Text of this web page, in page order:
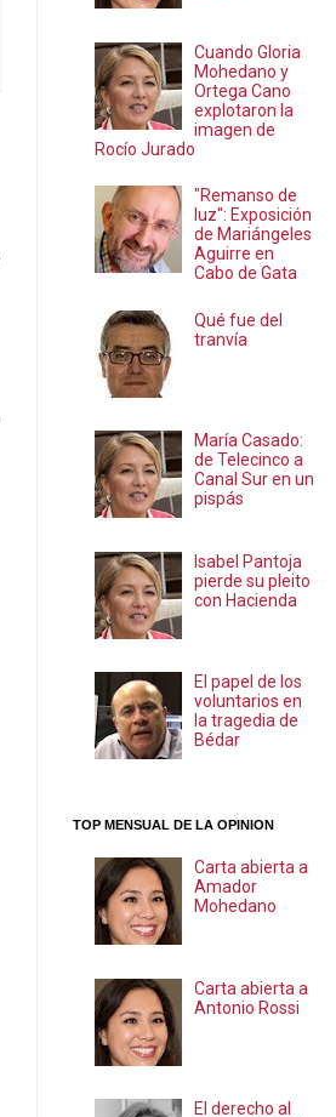
Cuando Gloria
Mohedano y
Ortega Cano
explotaron la
imagen de
Rocío Jurado
"Remanso de
luz": Exposición
de Mariángeles
Aguirre en
Cabo de Gata
Qué fue del
tranvía
María Casado:
de Telecinco a
Canal Sur en un
pispás
Isabel Pantoja
pierde su pleito
con Hacienda
El papel de los
voluntarios en
la tragedia de
Bédar
TOP MENSUAL DE LA OPINION
Carta abierta a
Amador
Mohedano
Carta abierta a
Antonio Rossi
El derecho al